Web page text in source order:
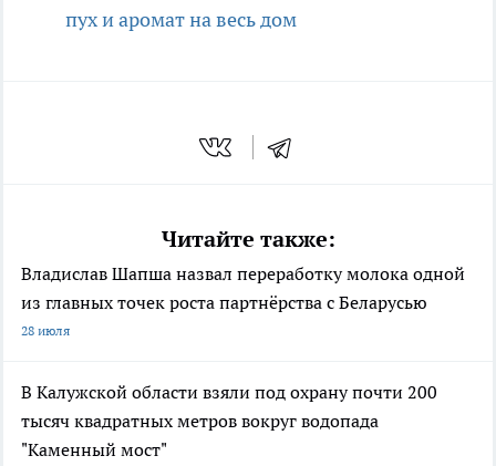
пух и аромат на весь дом
Читайте также:
Владислав Шапша назвал переработку молока одной
из главных точек роста партнёрства с Беларусью
28 июля
В Калужской области взяли под охрану почти 200
тысяч квадратных метров вокруг водопада
"Каменный мост"